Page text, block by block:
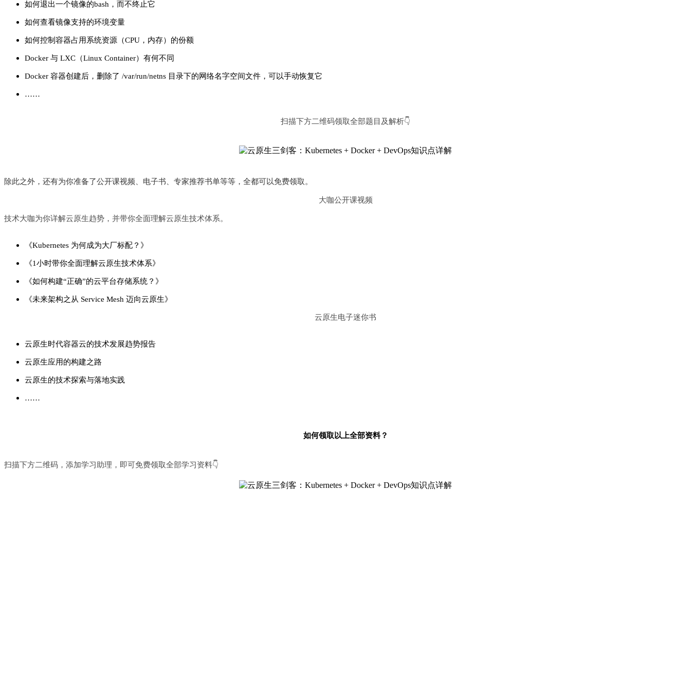
如何退出一个镜像的bash，而不终止它
如何查看镜像支持的环境变量
如何控制容器占用系统资源（CPU，内存）的份额
Docker 与 LXC（Linux Container）有何不同
Docker 容器创建后，删除了 /var/run/netns 目录下的网络名字空间文件，可以手动恢复它
……
扫描下方二维码领取全部题目及解析👇
除此之外，还有为你准备了公开课视频、电子书、专家推荐书单等等，全都可以免费领取。
大咖公开课视频
技术大咖为你详解云原生趋势，并带你全面理解云原生技术体系。
《Kubernetes 为何成为大厂标配？》
《1小时带你全面理解云原生技术体系》
《如何构建“正确”的云平台存储系统？》
《未来架构之从 Service Mesh 迈向云原生》
云原生电子迷你书
云原生时代容器云的技术发展趋势报告
云原生应用的构建之路
云原生的技术探索与落地实践
……
如何领取以上全部资料？
扫描下方二维码，添加学习助理，即可免费领取全部学习资料👇